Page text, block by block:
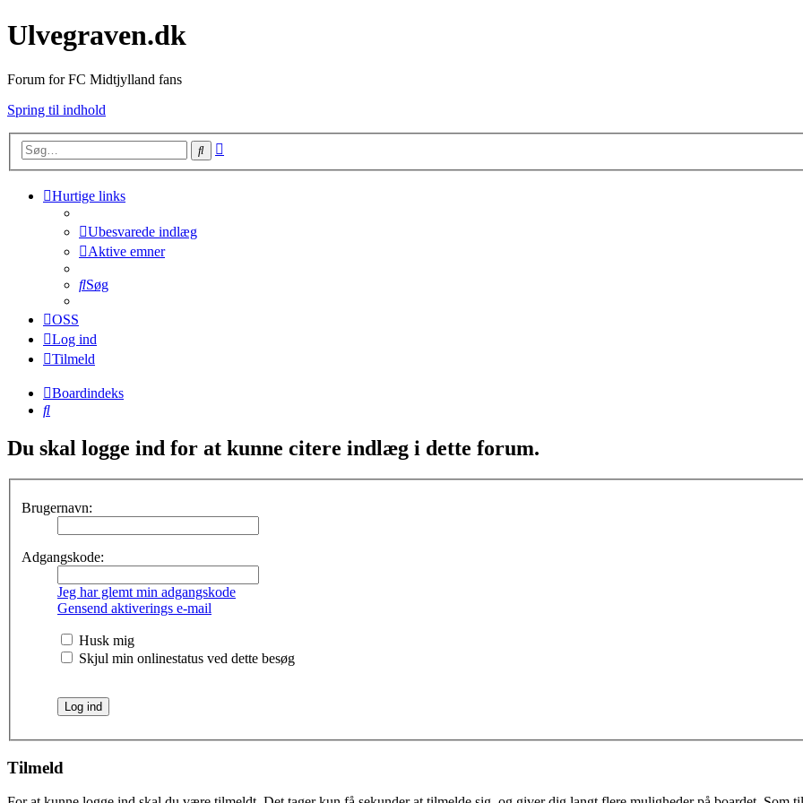
Ulvegraven.dk
Forum for FC Midtjylland fans
Spring til indhold
Søg
Hurtige links
Ubesvarede indlæg
Aktive emner
Søg
OSS
Log ind
Tilmeld
Boardindeks
Søg
Du skal logge ind for at kunne citere indlæg i dette forum.
Brugernavn:
Adgangskode:
Jeg har glemt min adgangskode
Gensend aktiverings e-mail
Husk mig
Skjul min onlinestatus ved dette besøg
Tilmeld